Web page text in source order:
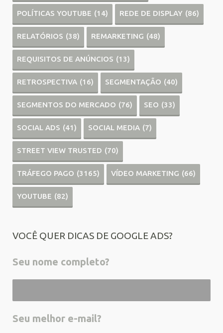
POLÍTICAS YOUTUBE (14) REDE DE DISPLAY (86)
RELATÓRIOS (38) REMARKETING (48)
REQUISITOS DE ANÚNCIOS (13)
RETROSPECTIVA (16) SEGMENTAÇÃO (40)
SEGMENTOS DO MERCADO (76) SEO (33)
SOCIAL ADS (41) SOCIAL MEDIA (7)
STREET VIEW TRUSTED (70)
TRÁFEGO PAGO (3165) VÍDEO MARKETING (66)
YOUTUBE (82)
VOCÊ QUER DICAS DE GOOGLE ADS?
Seu nome completo?
Seu melhor e-mail?